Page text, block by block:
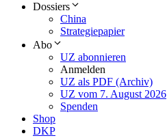
Dossiers
China
Strategiepapier
Abo
UZ abonnieren
Anmelden
UZ als PDF (Archiv)
UZ vom 7. August 2026
Spenden
Shop
DKP